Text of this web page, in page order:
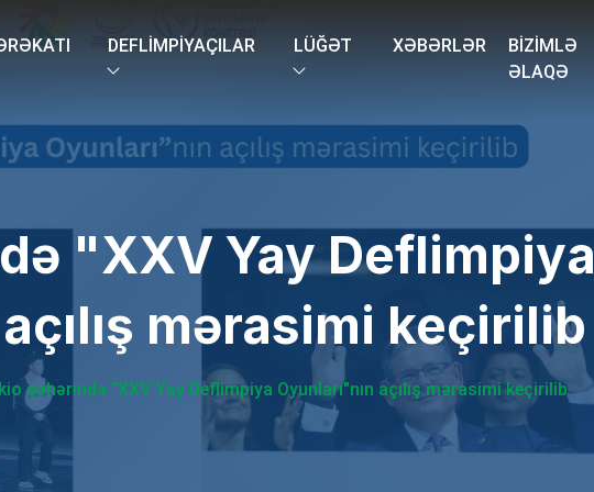
DEFLIMPIYAÇILAR LÜĞƏT XƏBƏRLƏR
BIZIMLƏ
ƏLAQƏ
"XXV Yay Deflimpiya
mərasimi keçirilib
şəhərində "XXV Yay Deflimpiya Oyunları"nın açılış mərasimi keçirilib